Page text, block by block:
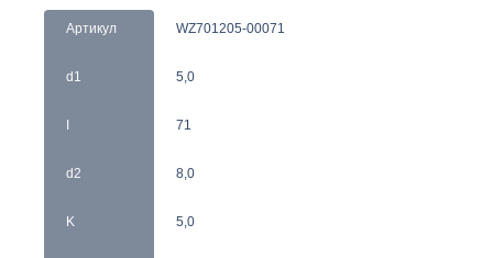
Артикул
d1
I
d2
K
WZ701205-00071
5,0
71
8,0
5,0